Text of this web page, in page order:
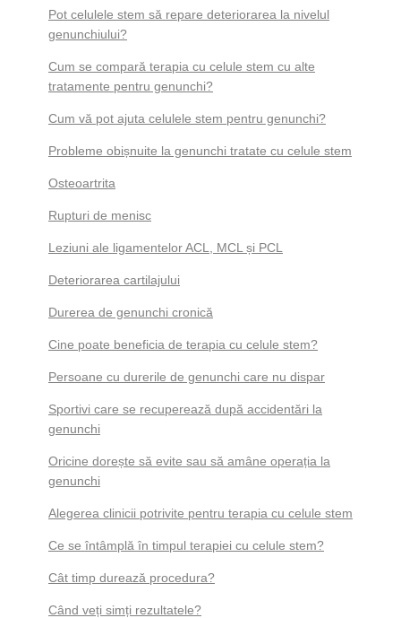
Pot celulele stem să repare deteriorarea la nivelul
genunchiului?
Cum se compară terapia cu celule stem cu alte
tratamente pentru genunchi?
Cum vă pot ajuta celulele stem pentru genunchi?
Probleme obișnuite la genunchi tratate cu celule stem
Osteoartrita
Rupturi de menisc
Leziuni ale ligamentelor ACL, MCL și PCL
Deteriorarea cartilajului
Durerea de genunchi cronică
Cine poate beneficia de terapia cu celule stem?
Persoane cu durerile de genunchi care nu dispar
Sportivi care se recuperează după accidentări la
genunchi
Oricine dorește să evite sau să amâne operația la
genunchi
Alegerea clinicii potrivite pentru terapia cu celule stem
Ce se întâmplă în timpul terapiei cu celule stem?
Cât timp durează procedura?
Când veți simți rezultatele?